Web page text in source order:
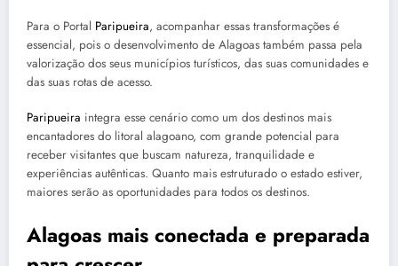
Para o Portal Paripueira, acompanhar essas transformações é
essencial, pois o desenvolvimento de Alagoas também passa pela
valorização dos seus municípios turísticos, das suas comunidades e
das suas rotas de acesso.
Paripueira integra esse cenário como um dos destinos mais
encantadores do litoral alagoano, com grande potencial para
receber visitantes que buscam natureza, tranquilidade e
experiências autênticas. Quanto mais estruturado o estado estiver,
maiores serão as oportunidades para todos os destinos.
Alagoas mais conectada e preparada